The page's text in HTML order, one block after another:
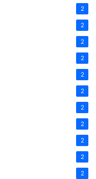
2
2
2
2
2
2
2
2
2
2
2